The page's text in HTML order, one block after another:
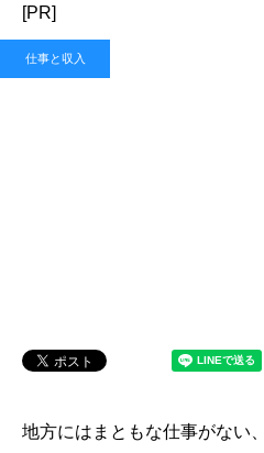
[PR]
仕事と収入
地方にはまともな仕事がない